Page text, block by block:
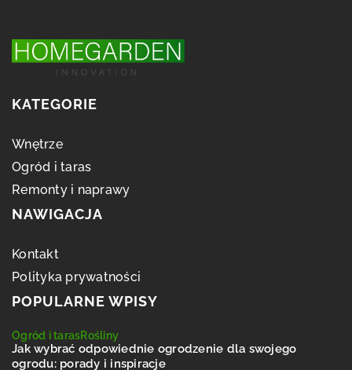
KATEGORIE
Wnętrze
Ogród i taras
Remonty i naprawy
NAWIGACJA
Kontakt
Polityka prywatności
POPULARNE WPISY
Ogród i tarasRośliny
Jak wybrać odpowiednie ogrodzenie dla swojego
ogrodu: porady i inspiracje